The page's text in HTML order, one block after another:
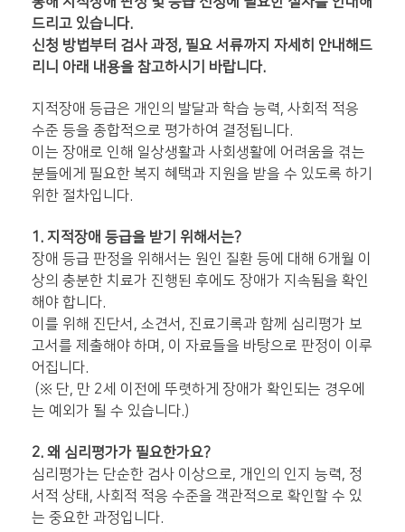
드리고 있습니다.
신청 방법부터 검사 과정, 필요 서류까지 자세히 안내해드
리니 아래 내용을 참고하시기 바랍니다.
지적장애 등급은 개인의 발달과 학습 능력, 사회적 적응
수준 등을 종합적으로 평가하여 결정됩니다.
이는 장애로 인해 일상생활과 사회생활에 어려움을 겪는
분들에게 필요한 복지 혜택과 지원을 받을 수 있도록 하기
위한 절차입니다.
1. 지적장애 등급을 받기 위해서는?
장애 등급 판정을 위해서는 원인 질환 등에 대해 6개월 이
상의 충분한 치료가 진행된 후에도 장애가 지속됨을 확인
해야 합니다.
이를 위해 진단서, 소견서, 진료기록과 함께 심리평가 보
고서를 제출해야 하며, 이 자료들을 바탕으로 판정이 이루
어집니다.
(※ 단, 만 2세 이전에 뚜렷하게 장애가 확인되는 경우에
는 예외가 될 수 있습니다.)
2. 왜 심리평가가 필요한가요?
심리평가는 단순한 검사 이상으로, 개인의 인지 능력, 정
서적 상태, 사회적 적응 수준을 객관적으로 확인할 수 있
는 중요한 과정입니다.